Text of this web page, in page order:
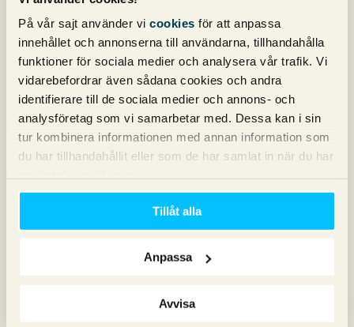
På vår sajt använder vi cookies för att anpassa
innehållet och annonserna till användarna, tillhandahålla
funktioner för sociala medier och analysera vår trafik. Vi
vidarebefordrar även sådana cookies och andra
identifierare till de sociala medier och annons- och
analysföretag som vi samarbetar med. Dessa kan i sin
tur kombinera informationen med annan information som
du har tillhandahållit eller som de har samlat in när du har
Tillåt alla
Anpassa
Avvisa
Bing Shopping är dessutom något nytt, vilket kan skapa en
liten rädsla för kunderna som söker på Bing att våga klicka
på de nya Shopping-annonserna. Detta kan till en början
skapa en lägre CTR.
Vi på Pineberry har under de senaste månaderna hjälpt flera
företag med sin Bing Shopping-annonsering. Behöver ditt
företag hjälp medBing Ads?Kontakta osspå Pineberryså
hjälper vi dig!
Olivia Viklund
Head of Paid Social